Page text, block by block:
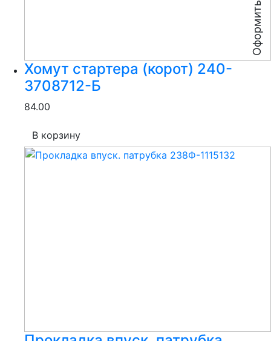
Хомут стартера (корот) 240-
3708712-Б
84.00
В корзину